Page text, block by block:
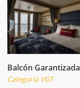
Balcón Garantizada
Categoría VGT